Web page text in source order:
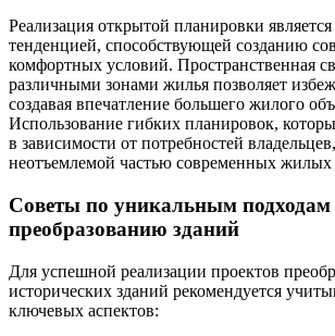
Реализация открытой планировки
тенденцией, способствующей созданию
комфортных условий. Пространственная
различными зонами жилья позволяет
создавая впечатление большего жилого
Использование гибких планировок,
в зависимости от потребностей
неотъемлемой частью современных жилых
Советы по уникальным подходам
преобразованию зданий
Для успешной реализации проектов
исторических зданий рекомендуется
ключевых аспектов: